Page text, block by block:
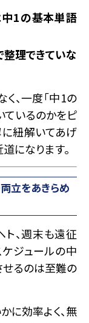
中1の基本単語
整理できていな
、一度「中1の
ているのかをピ
に紐解いてあげ
になります。
立をあきらめ
ト、週末も遠征
ジュールの中
せるのは至難の
に効率よく、無